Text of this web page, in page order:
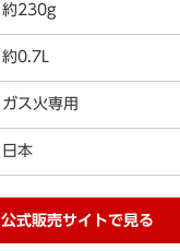
約230g
約0.7L
ガス火専用
日本
公式販売サイトで見る